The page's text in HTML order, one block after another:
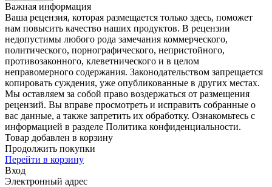
Важная информация
Ваша рецензия, которая размещается только здесь, поможет
нам повысить качество наших продуктов. В рецензии
недопустимы любого рода замечания коммерческого,
политического, порнографического, непристойного,
противозаконного, клеветнического и в целом
неправомерного содержания. Законодательством запрещается
копировать суждения, уже опубликованные в других местах.
Мы оставляем за собой право воздержаться от размещения
рецензий. Вы вправе просмотреть и исправить собранные о
вас данные, а также запретить их обработку. Ознакомьтесь с
информацией в разделе Политика конфиденциальности.
Товар добавлен в корзину
Продолжить покупки
Перейти в корзину
Вход
Электронный адрес